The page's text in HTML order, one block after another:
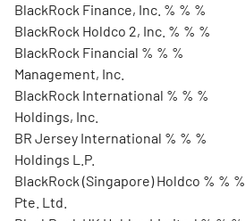
BlackRock Finance, Inc. % % %
BlackRock Holdco 2, Inc. % % %
BlackRock Financial % % %
Management, Inc.
BlackRock International % % %
Holdings, Inc.
BR Jersey International % % %
Holdings L.P.
BlackRock (Singapore) Holdco % % %
Pte. Ltd.